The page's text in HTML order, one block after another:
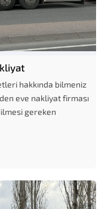
hakkında bilmeniz
eve nakliyat firması
gereken